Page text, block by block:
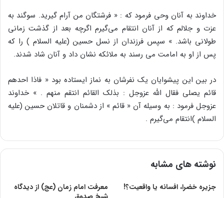
خداوند به آنان وحی فرمود که : « فرشتگان من آرام گیرید. سوگند به
عزت و جلالم که از آنان انتقام می‌گیرم اگرچه بعد از گذشت زمانی
طولانی باشد. » سپس فرزندان از نسل حسین (علیه السلام ) را که
پس از او به امامت می رسند به ملائکه نشان داد و آنان شاد شدند.
در بین این پیشوایان یک نفرشان به نماز ایستاده بود « فاذا احدهم
قائم یصلی فقال الله عزوجل : بذلک القائم انتقم منهم . » خداوند
عزوجل فرمود : به وسیله آن « قائم » از دشمنان و قاتلان حسین (علیه
السلام )انتقام می‌گیرم .
نوشته های مشابه
جزیره خضرا، افسانه یا واقعیت؟!
معرفت امام زمان (عج) از دیدگاه